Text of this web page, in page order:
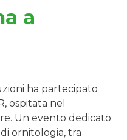
a
ha partecipato
ospitata nel
Un evento dedicato
ornitologia, tra